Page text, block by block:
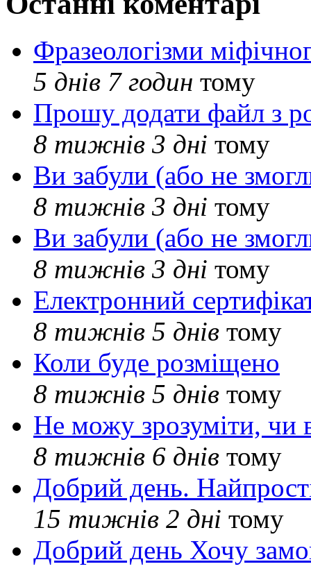
Фразеологізми
5 днів 7 годин тому
Прошу додати файл з
8 тижнів 3 дні тому
Ви забули (або не
8 тижнів 3 дні тому
Ви забули (або не
8 тижнів 3 дні тому
Електронний
8 тижнів 5 днів тому
Коли буде розміщено
8 тижнів 5 днів тому
Не можу зрозуміти, чи
8 тижнів 6 днів тому
Добрий день.
15 тижнів 2 дні тому
Добрий день Хочу